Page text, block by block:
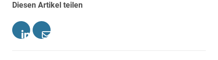
Diesen Artikel teilen